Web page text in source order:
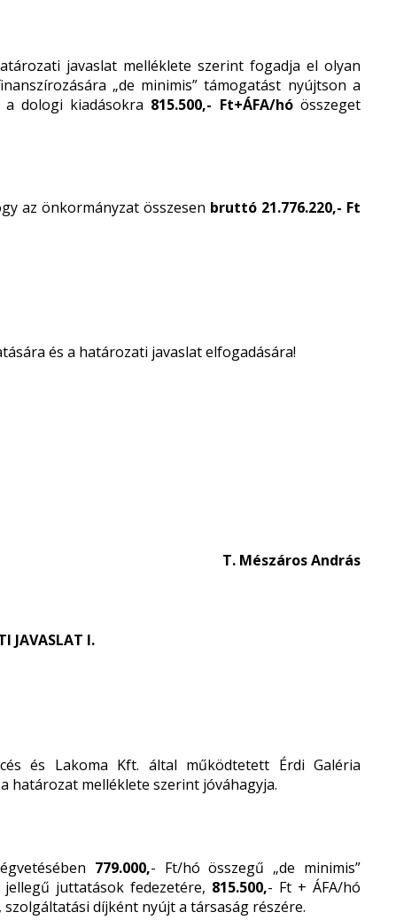
javaslat melléklete szerint fogadja el olyan
„de minimis” támogatást nyújtson a
dologi kiadásokra 815.500,- Ft+ÁFA/hóösszeget
az önkormányzat összesen bruttó 21.776.220,- Ft
és a határozati javaslat elfogadására!
T. Mészáros András
JAVASLAT I.
és Lakoma Kft. által működtetett Érdi Galéria
határozat melléklete szerint jóváhagyja.
779.000,- Ft/hó összegű „de minimis”
juttatások fedezetére, 815.500,- Ft + ÁFA/hó
díjként nyújt a társaság részére.